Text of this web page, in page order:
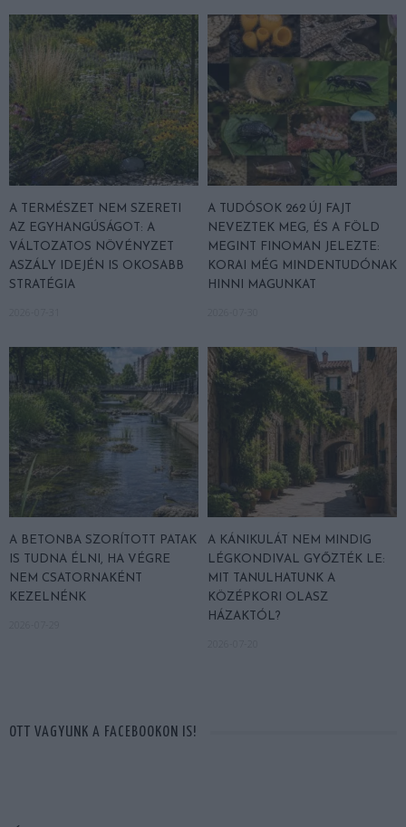
A TERMÉSZET NEM SZERETI
AZ EGYHANGÚSÁGOT: A
VÁLTOZATOS NÖVÉNYZET
ASZÁLY IDEJÉN IS OKOSABB
STRATÉGIA
A TUDÓSOK 262 ÚJ FAJT
NEVEZTEK MEG, ÉS A FÖLD
MEGINT FINOMAN JELEZTE:
KORAI MÉG MINDENTUDÓNAK
HINNI MAGUNKAT
A BETONBA SZORÍTOTT PATAK
IS TUDNA ÉLNI, HA VÉGRE
NEM CSATORNAKÉNT
KEZELNÉNK
A KÁNIKULÁT NEM MINDIG
LÉGKONDIVAL GYŐZTÉK LE:
MIT TANULHATUNK A
KÖZÉPKORI OLASZ
HÁZAKTÓL?
OTT VAGYUNK A FACEBOOKON IS!